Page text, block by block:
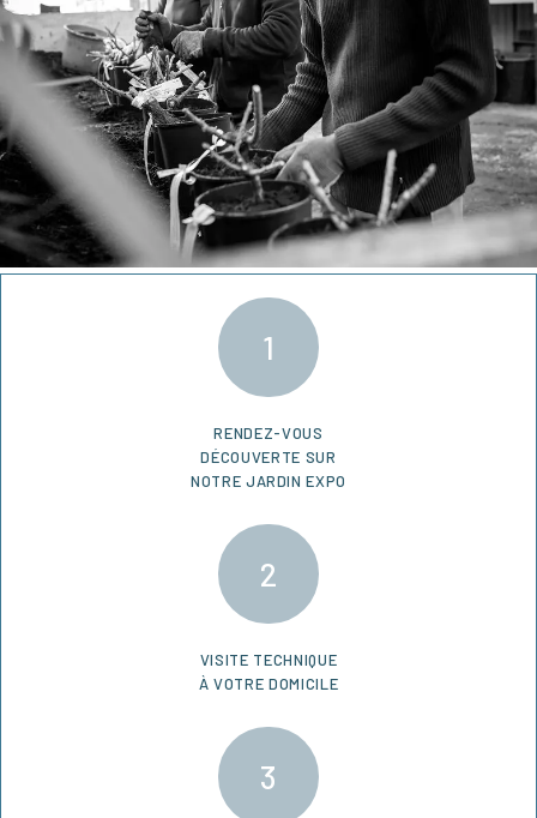
RENDEZ-VOUS
DÉCOUVERTE SUR
NOTRE JARDIN EXPO
VISITE TECHNIQUE
À VOTRE DOMICILE